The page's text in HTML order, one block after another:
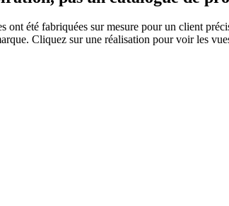
ont été fabriquées sur mesure pour un client
Cliquez sur une réalisation pour voir les